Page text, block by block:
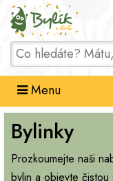
Domů
Menu
Bylinky
Prozkoumejte naši
bylin a objevte